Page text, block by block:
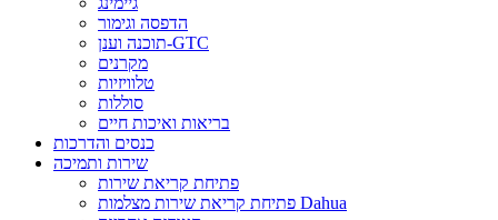
הדפסה וגימור
תוכנה וענן-GTC
מקרנים
טלוויזיות
סוללות
בריאות ואיכות חיים
כנסים והדרכות
שירות ותמיכה
פתיחת קריאת שירות
פתיחת קריאת שירות מצלמות Dahua